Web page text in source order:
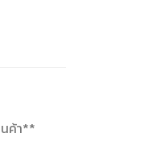
ค้า**